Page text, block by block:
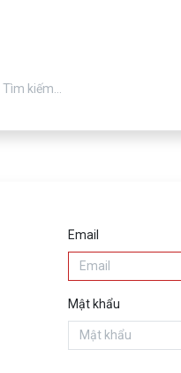
Email
Mật khẩu